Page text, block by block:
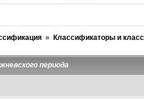
» Классификаторы и
периода